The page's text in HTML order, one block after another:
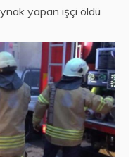
yapan işçi öldü